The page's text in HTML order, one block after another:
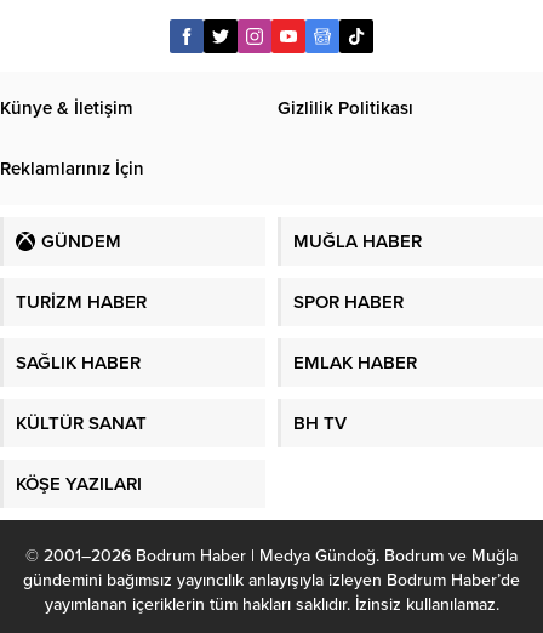
Künye & İletişim Gizlilik Politikası
Reklamlarınız İçin
GÜNDEM MUĞLA HABER
TURİZM HABER SPOR HABER
SAĞLIK HABER EMLAK HABER
KÜLTÜR SANAT BH TV
KÖŞE YAZILARI
© 2001–2026 Bodrum Haber | Medya Gündoğ. Bodrum ve Muğla
gündemini bağımsız yayıncılık anlayışıyla izleyen Bodrum Haber’de
yayımlanan içeriklerin tüm hakları saklıdır. İzinsiz kullanılamaz.